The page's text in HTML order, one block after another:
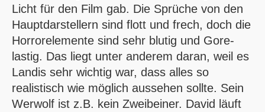
Licht für den Film gab. Die Sprüche von den
Hauptdarstellern sind flott und frech, doch die
Horrorelemente sind sehr blutig und Gore-
lastig. Das liegt unter anderem daran, weil es
Landis sehr wichtig war, dass alles so
realistisch wie möglich aussehen sollte. Sein
Werwolf ist z.B. kein Zweibeiner. David läuft